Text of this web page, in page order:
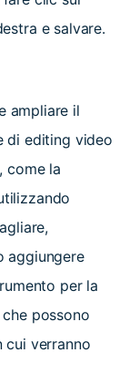
e salvare.
ampliare il
di editing video
come la
aggiungere
per la
possono
cui verranno